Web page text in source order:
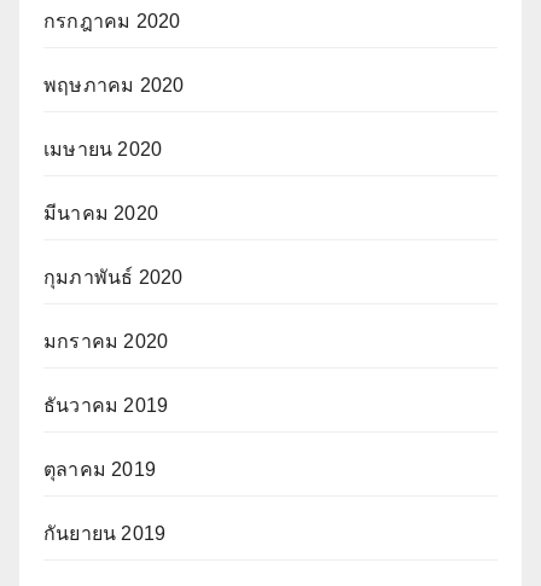
กรกฎาคม 2020
พฤษภาคม 2020
เมษายน 2020
มีนาคม 2020
กุมภาพันธ์ 2020
มกราคม 2020
ธันวาคม 2019
ตุลาคม 2019
กันยายน 2019